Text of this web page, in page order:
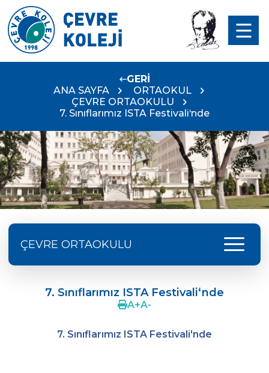
GERİ
ANA SAYFA
ORTAOKUL
ÇEVRE ORTAOKULU
7. Sınıflarımız ISTA Festivali‘nde
ÇEVRE ORTAOKULU menu
MATEMATİK OLİMPİYATLARI
Çevre‘de Dil Bayramı Coşkusu
Doç. Dr. Coşkun Küçüktepe ile Eğitimde
7. Sınıflarımız ISTA Festivali‘nde
A+A-
7. Sınıflarımız ISTA Festivali'nde